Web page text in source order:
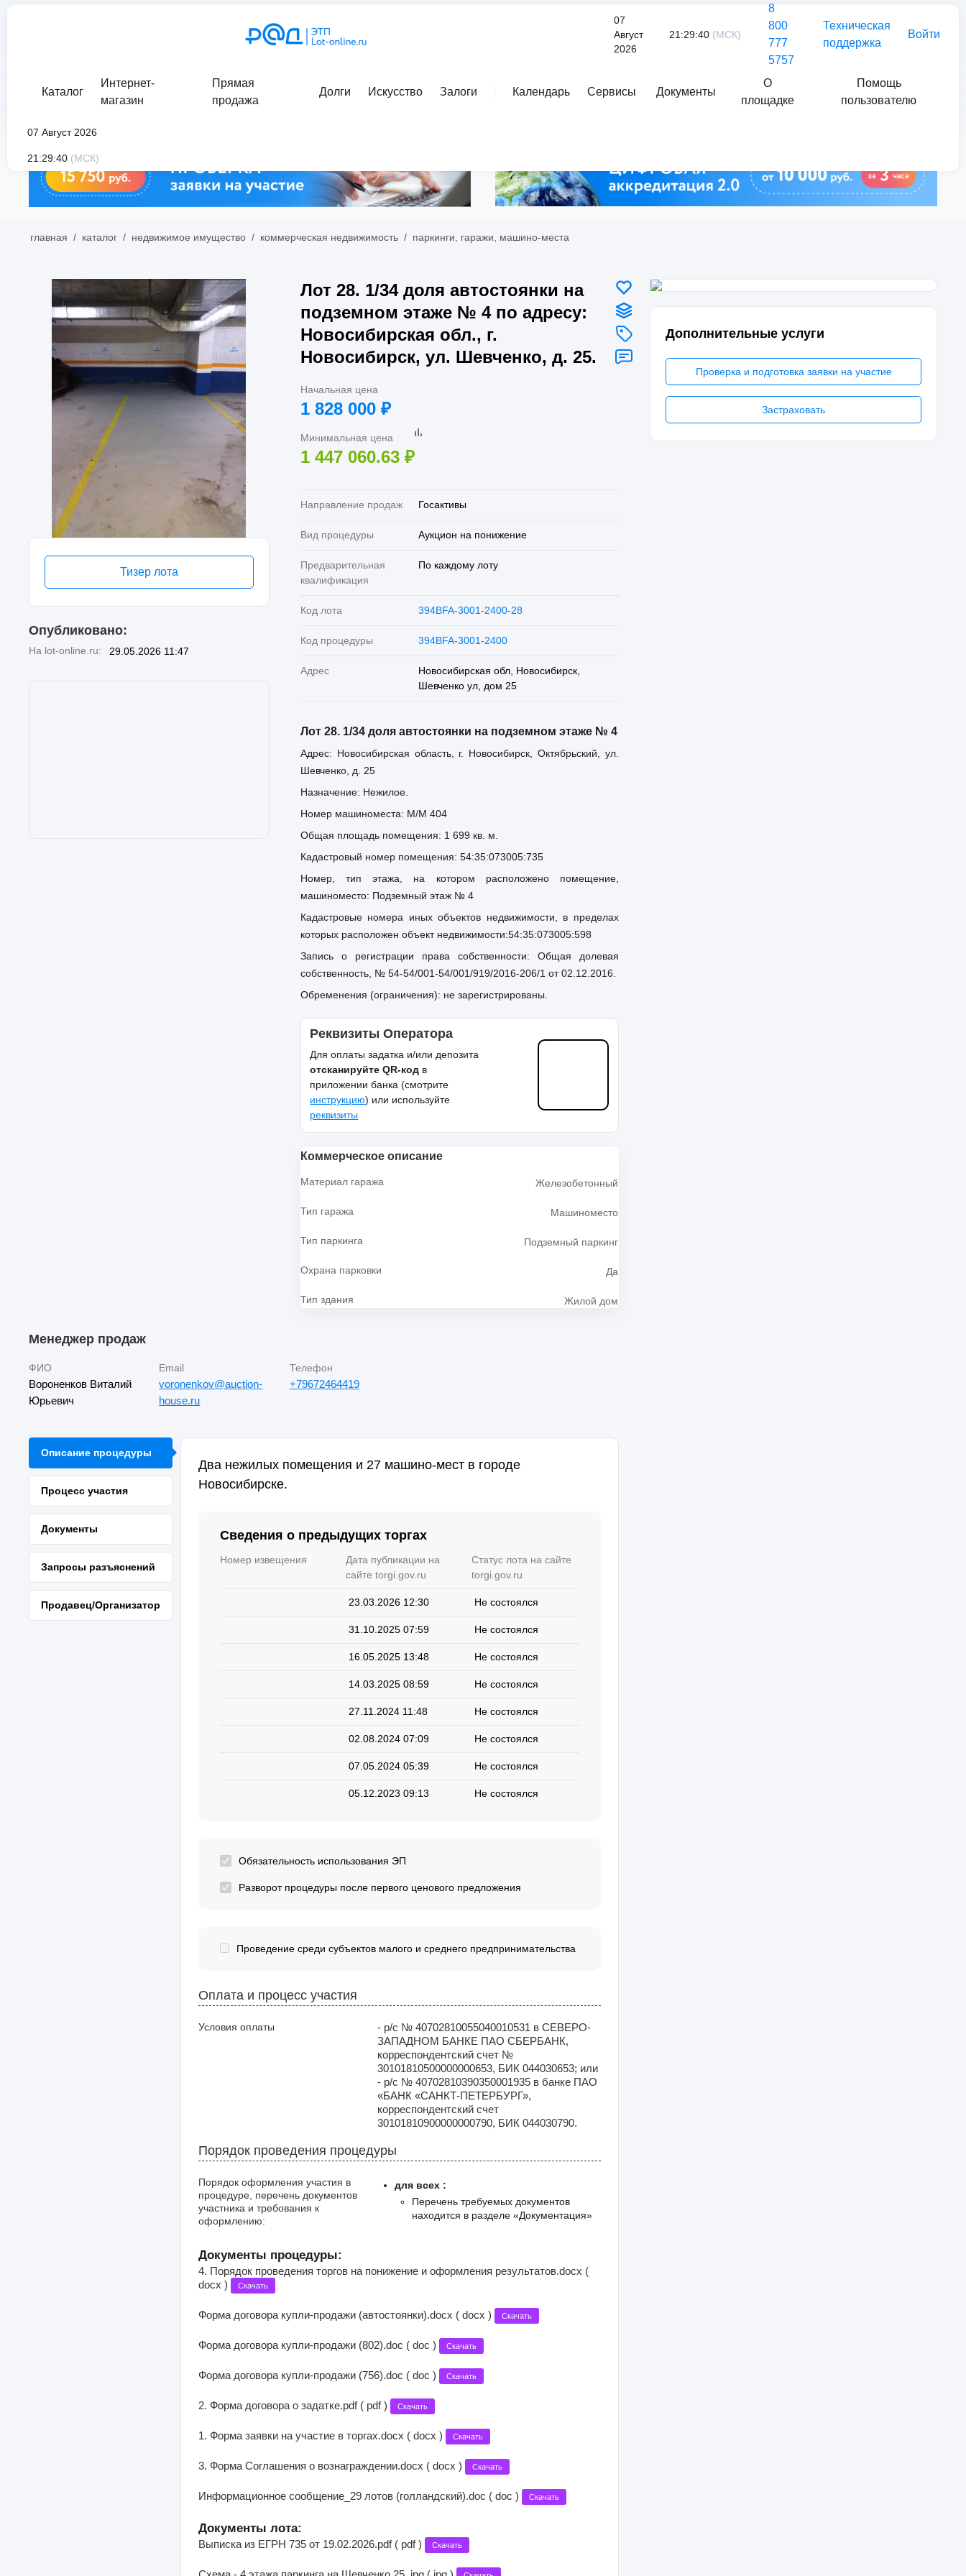
07
Август
2026
21:29:40 (МСК)
8
800
777
5757
Техническая
поддержка
Войти
Каталог
Интернет-
магазин
Прямая
продажа
Долги Искусство Залоги Календарь Сервисы Документы
О
площадке
Помощь
пользователю
07 Август 2026
21:29:40 (МСК)
главная / каталог / недвижимое имущество / коммерческая недвижимость / паркинги, гаражи, машино-места
Дополнительные услуги
Проверка и подготовка заявки на участие
Застраховать
Тизер лота
Опубликовано:
На lot-online.ru: 29.05.2026 11:47
Лот 28. 1/34 доля автостоянки на
подземном этаже № 4 по адресу:
Новосибирская обл., г.
Новосибирск, ул. Шевченко, д. 25.
Начальная цена
1 828 000 ₽
Минимальная цена
1 447 060.63 ₽
Направление продаж Госактивы
Вид процедуры Аукцион на понижение
Предварительная
квалификация
По каждому лоту
Код лота 394BFA-3001-2400-28
Код процедуры 394BFA-3001-2400
Адрес
Новосибирская обл, Новосибирск,
Шевченко ул, дом 25
Лот 28. 1/34 доля автостоянки на подземном этаже № 4
Адрес: Новосибирская область, г. Новосибирск, Октябрьский, ул.
Шевченко, д. 25
Назначение: Нежилое.
Номер машиноместа: М/М 404
Общая площадь помещения: 1 699 кв. м.
Кадастровый номер помещения: 54:35:073005:735
Номер, тип этажа, на котором расположено помещение,
машиноместо: Подземный этаж № 4
Кадастровые номера иных объектов недвижимости, в пределах
которых расположен объект недвижимости:54:35:073005:598
Запись о регистрации права собственности: Общая долевая
собственность, № 54-54/001-54/001/919/2016-206/1 от 02.12.2016.
Обременения (ограничения): не зарегистрированы.
Реквизиты Оператора
Для оплаты задатка и/или депозита
отсканируйте QR-код в
приложении банка (смотрите
инструкцию) или используйте
реквизиты
Коммерческое описание
Материал гаража Железобетонный
Тип гаража Машиноместо
Тип паркинга Подземный паркинг
Охрана парковки Да
Тип здания Жилой дом
Менеджер продаж
ФИО
Вороненков Виталий
Юрьевич
Email
voronenkov@auction-
house.ru
Телефон
+79672464419
Описание процедуры
Процесс участия
Документы
Запросы разъяснений
Продавец/Организатор
Два нежилых помещения и 27 машино-мест в городе
Новосибирске.
Сведения о предыдущих торгах
Номер извещения
Дата публикации на
сайте torgi.gov.ru
Статус лота на сайте
torgi.gov.ru
23.03.2026 12:30 Не состоялся
31.10.2025 07:59 Не состоялся
16.05.2025 13:48 Не состоялся
14.03.2025 08:59 Не состоялся
27.11.2024 11:48 Не состоялся
02.08.2024 07:09 Не состоялся
07.05.2024 05:39 Не состоялся
05.12.2023 09:13 Не состоялся
Обязательность использования ЭП
Разворот процедуры после первого ценового предложения
Проведение среди субъектов малого и среднего предпринимательства
Оплата и процесс участия
Условия оплаты
- р/с № 40702810055040010531 в СЕВЕРО-
ЗАПАДНОМ БАНКЕ ПАО СБЕРБАНК,
корреспондентский счет №
30101810500000000653, БИК 044030653; или
- р/с № 40702810390350001935 в банке ПАО
«БАНК «САНКТ-ПЕТЕРБУРГ»,
корреспондентский счет
30101810900000000790, БИК 044030790.
Порядок проведения процедуры
Порядок оформления участия в
процедуре, перечень документов
участника и требования к
оформлению:
для всех :
Перечень требуемых документов
находится в разделе «Документация»
Документы процедуры:
4. Порядок проведения торгов на понижение и оформления результатов.docx (
docx )
Скачать
Форма договора купли-продажи (автостоянки).docx ( docx ) Скачать
Форма договора купли-продажи (802).doc ( doc ) Скачать
Форма договора купли-продажи (756).doc ( doc ) Скачать
2. Форма договора о задатке.pdf ( pdf ) Скачать
1. Форма заявки на участие в торгах.docx ( docx ) Скачать
3. Форма Соглашения о вознаграждении.docx ( docx ) Скачать
Информационное сообщение_29 лотов (голландский).doc ( doc ) Скачать
Документы лота:
Выписка из ЕГРН 735 от 19.02.2026.pdf ( pdf ) Скачать